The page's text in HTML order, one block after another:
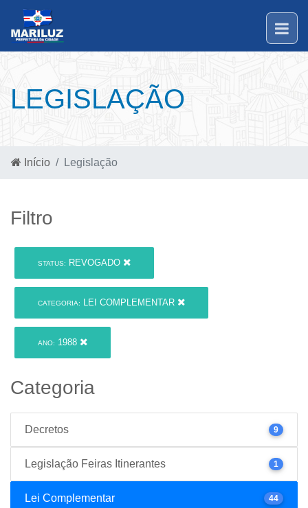
LEGISLAÇÃO
Início Legislação
Filtro
STATUS: REVOGADO
CATEGORIA: LEI COMPLEMENTAR
ANO: 1988
Categoria
Decretos 9
Legislação Feiras Itinerantes 1
Lei Complementar 44